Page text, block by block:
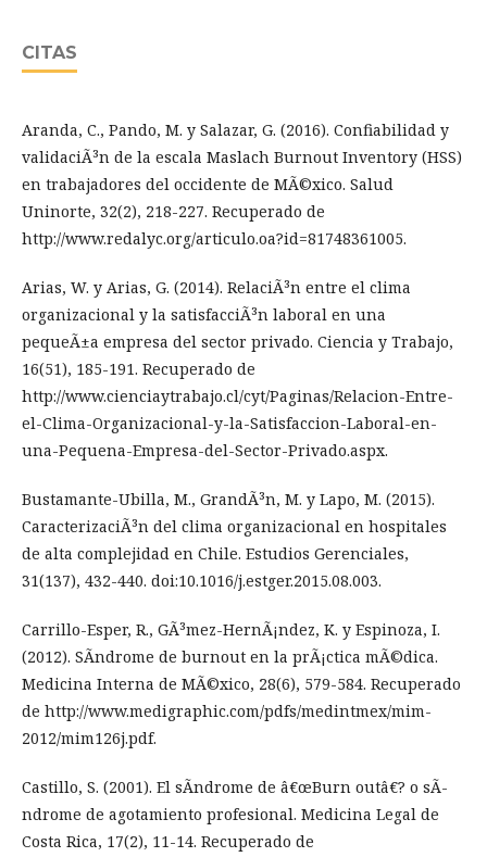
CITAS
Aranda, C., Pando, M. y Salazar, G. (2016). Confiabilidad y
validaciÃ³n de la escala Maslach Burnout Inventory (HSS)
en trabajadores del occidente de MÃ©xico. Salud
Uninorte, 32(2), 218-227. Recuperado de
http://www.redalyc.org/articulo.oa?id=81748361005.
Arias, W. y Arias, G. (2014). RelaciÃ³n entre el clima
organizacional y la satisfacciÃ³n laboral en una
pequeÃ±a empresa del sector privado. Ciencia y Trabajo,
16(51), 185-191. Recuperado de
http://www.cienciaytrabajo.cl/cyt/Paginas/Relacion-Entre-
el-Clima-Organizacional-y-la-Satisfaccion-Laboral-en-
una-Pequena-Empresa-del-Sector-Privado.aspx.
Bustamante-Ubilla, M., GrandÃ³n, M. y Lapo, M. (2015).
CaracterizaciÃ³n del clima organizacional en hospitales
de alta complejidad en Chile. Estudios Gerenciales,
31(137), 432-440. doi:10.1016/j.estger.2015.08.003.
Carrillo-Esper, R., GÃ³mez-HernÃ¡ndez, K. y Espinoza, I.
(2012). SÃ­ndrome de burnout en la prÃ¡ctica mÃ©dica.
Medicina Interna de MÃ©xico, 28(6), 579-584. Recuperado
de http://www.medigraphic.com/pdfs/medintmex/mim-
2012/mim126j.pdf.
Castillo, S. (2001). El sÃ­ndrome de â€œBurn outâ€? o sÃ­
ndrome de agotamiento profesional. Medicina Legal de
Costa Rica, 17(2), 11-14. Recuperado de